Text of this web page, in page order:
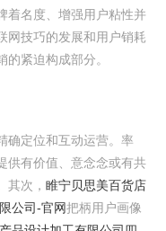
着名度、增强用户粘性并
网技巧的发展和用户销耗
紧迫构成部分。
确定位和互动运营。率
供有价值、意念念或有共
其次， 睢宁贝思美百货店
公司-官网把柄用户画像